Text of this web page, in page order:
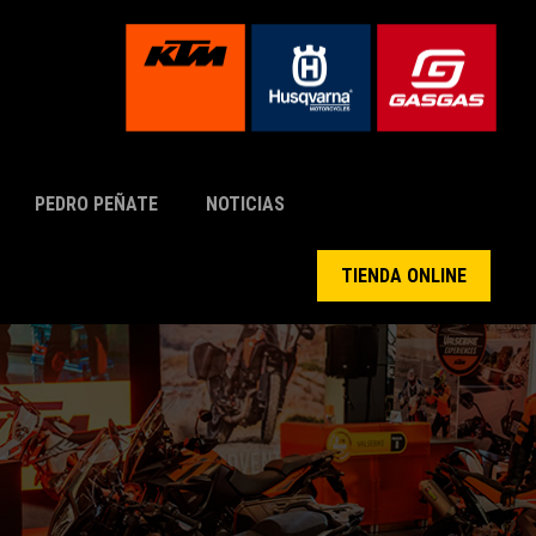
PEDRO PEÑATE NOTICIAS
TIENDA ONLINE